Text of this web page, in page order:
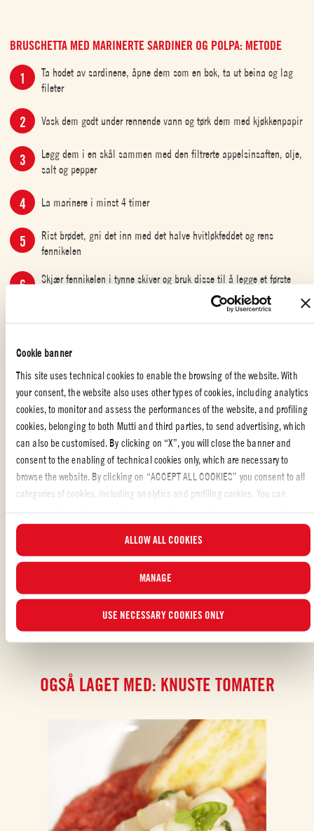
Cookie banner
This site uses technical cookies to enable the browsing of the website. With
your consent, the website also uses other types of cookies, including analytics
cookies, to monitor and assess the performances of the website, and profiling
cookies, belonging to both Mutti and third parties, to send advertising, which
can also be customised. By clicking on “X”, you will close the banner and
consent to the enabling of technical cookies only, which are necessary to
browse the website. By clicking on “ACCEPT ALL COOKIES” you consent to all
categories of cookies, including analytics and profiling cookies. You can
updated list of cookies by clicking on “MANAGE”. For more information, please
ALLOW ALL COOKIES
MANAGE
USE NECESSARY COOKIES ONLY
BRUSCHETTA MED MARINERTE SARDINER OG POLPA: METODE
Ta hodet av sardinene, åpne dem som en bok, ta ut beina og lag
fileter
Vask dem godt under rennende vann og tørk dem med kjøkkenpapir
Legg dem i en skål sammen med den filtrerte appelsinsaften, olje,
salt og pepper
La marinere i minst 4 timer
Rist brødet, gni det inn med det halve hvitløkfeddet og rens
fennikelen
Skjær fennikelen i tynne skiver og bruk disse til å legge et første
Bruk en finmasket sil til å skille tomatkjøttet fra saften og krydre
per brødskive og kompletter med vill fennikel til sist
Ringle over olje og server straks
FORRETTER ,ITALIENSK MAT,FISK
Likte du oppskriften?
VURDER OG DEL MED VENNENE DINE
OGSÅ LAGET MED: KNUSTE TOMATER